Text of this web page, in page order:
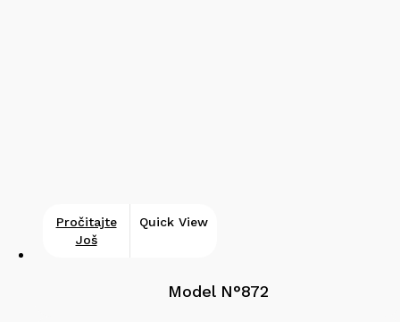
Pročitajte
Još
Quick View
Model N°872